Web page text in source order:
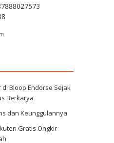
Bloop Endorse Sejak
Berkarya
dan Keunggulannya
Gratis Ongkir